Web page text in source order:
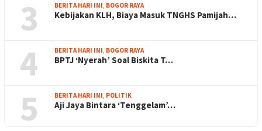
3 BERITA HARI INI, BOGOR RAYA
Kebijakan KLH, Biaya Masuk TNGHS Pamijah…
4 BERITA HARI INI, BOGOR RAYA
BPTJ ‘Nyerah’ Soal Biskita T…
5 BERITA HARI INI, POLITIK
Aji Jaya Bintara ‘Tenggelam’…